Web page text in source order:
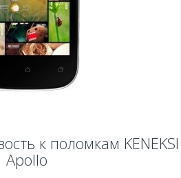
к поломкам KENEKSI
Apollo